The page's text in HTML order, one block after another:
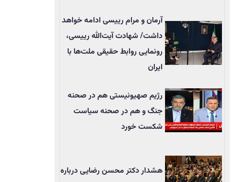
آرمان و مرام رییسی ادامه خواهد
داشت/ شهادت آیت‌الله رییسی،
رونمایی روابط حقیقی ملت‌ها با
ایران
رژیم صهیونیستی هم در صحنه
جنگ و هم در صحنه سیاست
شکست خورد
هشدار دکتر محسن رضایی درباره